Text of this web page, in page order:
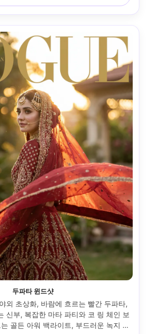
두파타 윈드샷
외 초상화, 바람에 흐르는 빨간 두파타,
신부, 복잡한 마타 파티와 코 링 체인 보
골든 아워 백라이트, 부드러운 녹지 보